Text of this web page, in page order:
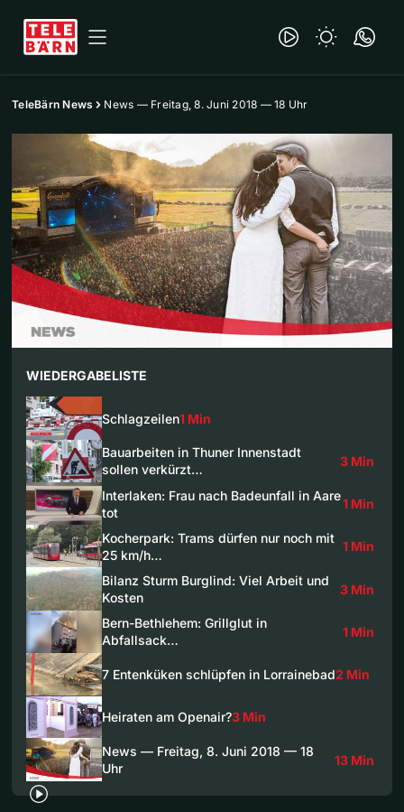
TeleBärn News News — Freitag, 8. Juni 2018 — 18 Uhr
WIEDERGABELISTE
Schlagzeilen1 Min
Bauarbeiten in Thuner Innenstadt
sollen verkürzt…
3 Min
Interlaken: Frau nach Badeunfall in Aare
tot
1 Min
Kocherpark: Trams dürfen nur noch mit
25 km/h…
1 Min
Bilanz Sturm Burglind: Viel Arbeit und
Kosten
3 Min
Bern-Bethlehem: Grillglut in
Abfallsack…
1 Min
7 Entenküken schlüpfen in Lorrainebad2 Min
Heiraten am Openair?3 Min
News — Freitag, 8. Juni 2018 — 18
Uhr
13 Min